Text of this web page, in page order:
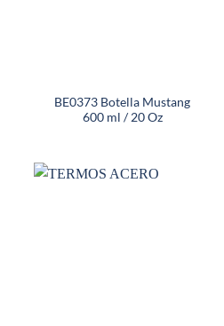
BE0373 Botella Mustang
600 ml / 20 Oz